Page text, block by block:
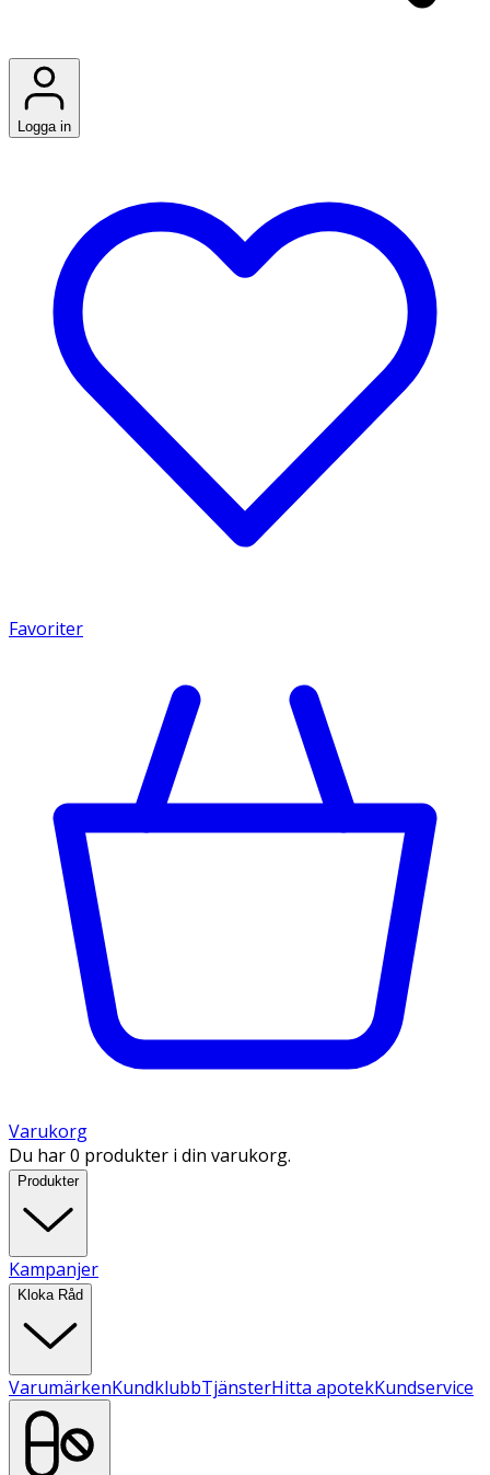
Logga in
Favoriter
Varukorg
Du har 0 produkter i din varukorg.
Produkter
Kampanjer
Kloka Råd
VarumärkenKundklubbTjänsterHitta apotekKundservice